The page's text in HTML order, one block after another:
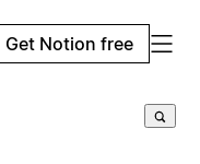
Get Notion free